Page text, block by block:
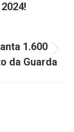
1.600
da Guarda